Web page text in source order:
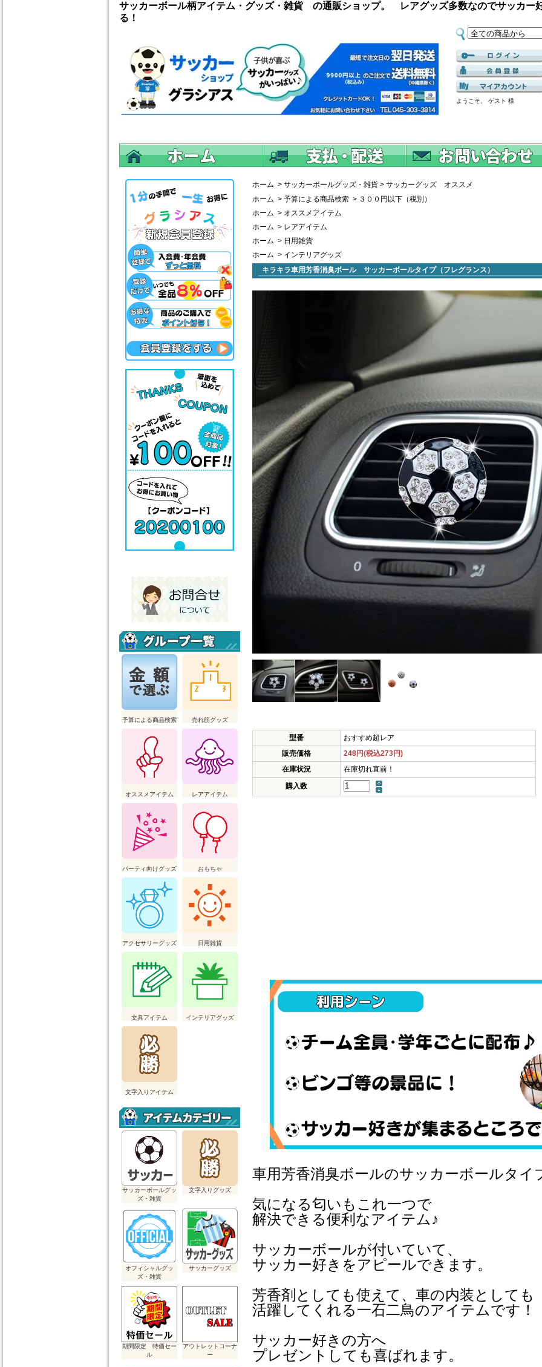
サッカーボール柄アイテム・グッズ・雑貨 の通販ショップ。 レアグッズ多数なのでサッカー
る！
ようこそ、 ゲスト 様
予算による商品検索 売れ筋グッズ
オススメアイテム レアアイテム
パーティ向けグッズ おもちゃ
アクセサリーグッズ 日用雑貨
文具アイテム インテリアグッズ
文字入りアイテム
サッカーボールグッ
ズ・雑貨
文字入りグッズ
オフィシャルグッ
ズ・雑貨
サッカーグッズ
期間限定 特価セー
ル
アウトレットコーナ
ー
ホーム > サッカーボールグッズ・雑貨 > サッカーグッズ オススメ
ホーム > 予算による商品検索 > ３００円以下（税別）
ホーム > オススメアイテム
ホーム > レアアイテム
ホーム > 日用雑貨
ホーム > インテリアグッズ
キラキラ車用芳香消臭ボール サッカーボールタイプ（フレグランス）
型番
おすすめ超レア
販売価格
248円(税込273円)
在庫状況
在庫切れ直前！
購入数
車用芳香消臭ボールのサッカーボールタイ
気になる匂いもこれ一つで
解決できる便利なアイテム♪
サッカーボールが付いていて、
サッカー好きをアピールできます。
芳香剤としても使えて、車の内装としても
活躍してくれる一石二鳥のアイテムです！
サッカー好きの方へ
プレゼントしても喜ばれます。